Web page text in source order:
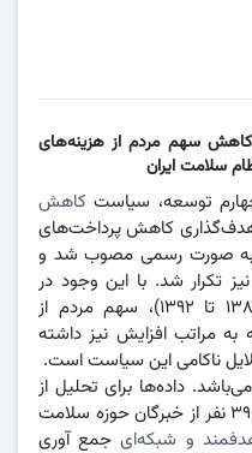
سهم مردم از هزینه‌های
سلامت ایران
چهارم توسعه، سیاست کاهش
کاهش پرداخت‌های
از جیب به کمتر از ۳۰%، به صورت رسمی مصوب شد و
تکرار شد. با این وجود در
سال‌های اجرای این دو برنامه (۱۳۸۴ تا ۱۳۹۲)، سهم مردم از
به مراتب افزایش نیز داشته
ناکامی این سیاست است.
داده‌ها برای تحلیل از
دو روش بررسی اسناد و مصاحبه با ۳۹ نفر از خبرگان حوزه سلامت
و شبکه‌ایجمع آوری